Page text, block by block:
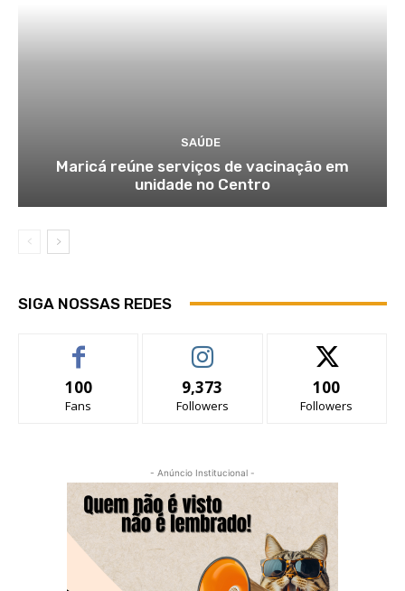
SAÚDE
Maricá reúne serviços de vacinação em
unidade no Centro
SIGA NOSSAS REDES
100
Fans
9,373
Followers
100
Followers
- Anúncio Institucional -